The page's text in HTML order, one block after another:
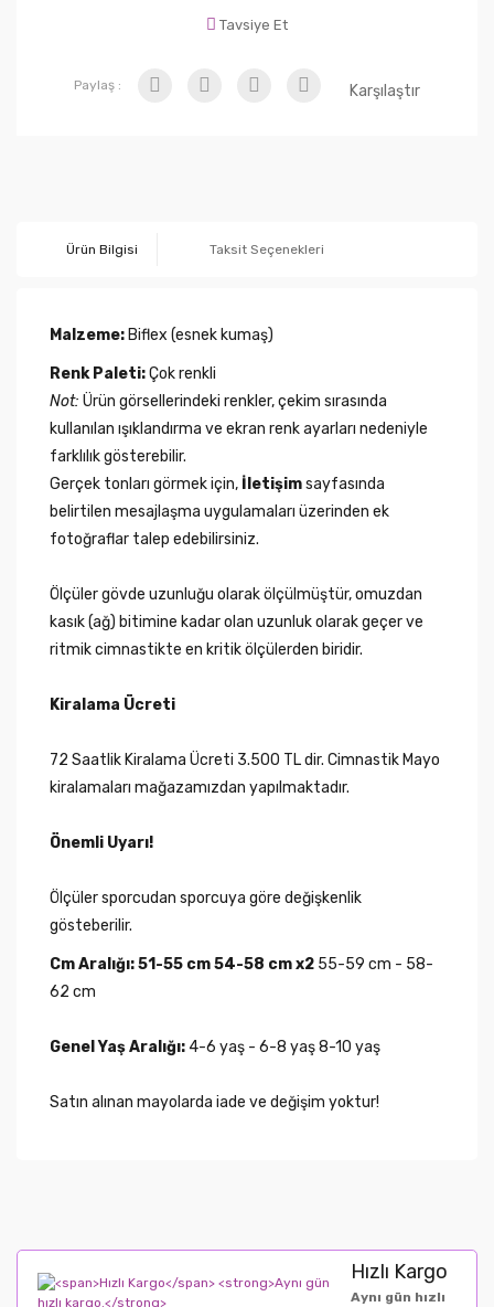
Tavsiye Et
Paylaş : Karşılaştır
Ürün Bilgisi Taksit Seçenekleri
Malzeme: Biflex (esnek kumaş)
Renk Paleti:Çok renkli
Not: Ürün görsellerindeki renkler, çekim sırasında
kullanılan ışıklandırma ve ekran renk ayarları nedeniyle
farklılık gösterebilir.
Gerçek tonları görmek için, İletişimsayfasında
belirtilen mesajlaşma uygulamaları üzerinden ek
fotoğraflar talep edebilirsiniz.
Ölçüler gövde uzunluğu olarak ölçülmüştür, omuzdan
kasık (ağ) bitimine kadar olan uzunluk olarak geçer ve
ritmik cimnastikte en kritik ölçülerden biridir.
Kiralama Ücreti
72 Saatlik Kiralama Ücreti 3.500 TL dir. Cimnastik Mayo
kiralamaları mağazamızdan yapılmaktadır.
Önemli Uyarı!
Ölçüler sporcudan sporcuya göre değişkenlik
gösteberilir.
Cm Aralığı: 51-55 cm 54-58 cm x2 55-59 cm - 58-
62 cm
Genel Yaş Aralığı: 4-6 yaş - 6-8 yaş 8-10 yaş
Satın alınan mayolarda iade ve değişim yoktur!
Hızlı Kargo
Aynı gün hızlı